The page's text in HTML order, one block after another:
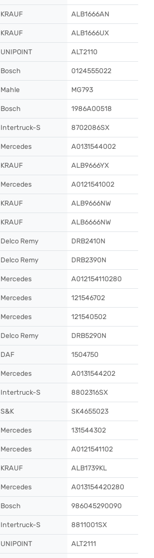
KRAUF ALB1666AN
KRAUF ALB1666UX
UNIPOINT ALT2110
Bosch 0124555022
Mahle MG793
Bosch 1986A00518
Intertruck-S 8702086SX
Mercedes A0131544002
KRAUF ALB9666YX
Mercedes A0121541002
KRAUF ALB9666NW
KRAUF ALB6666NW
Delco Remy DRB2410N
Delco Remy DRB2390N
Mercedes A012154110280
Mercedes 121546702
Mercedes 121540502
Delco Remy DRB5290N
DAF 1504750
Mercedes A0131544202
Intertruck-S 8802316SX
S&K SK4655023
Mercedes 131544302
Mercedes A0121541102
KRAUF ALB1739KL
Mercedes A013154420280
Bosch 986045290090
Intertruck-S 8811001SX
UNIPOINT ALT2111